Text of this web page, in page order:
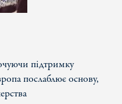
підтримку
послаблює основу,